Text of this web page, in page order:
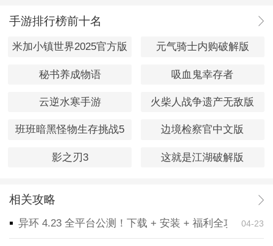
手游排行榜前十名
米加小镇世界2025官方版 元气骑士内购破解版
秘书养成物语 吸血鬼幸存者
云逆水寒手游 火柴人战争遗产无敌版
班班暗黑怪物生存挑战5 边境检察官中文版
影之刃3 这就是江湖破解版
相关攻略
异环 4.23 全平台公测！下载 + 安装 + 福利全攻略，一
04-23